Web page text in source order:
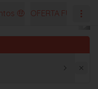
🤑 OFERTA FUGACES